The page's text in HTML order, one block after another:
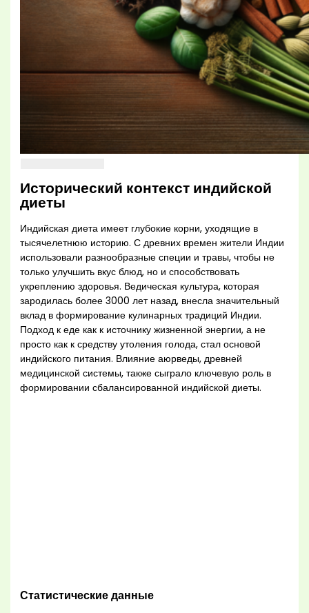
Исторический контекст индийской
диеты
Индийская диета имеет глубокие корни, уходящие в
тысячелетнюю историю. С древних времен жители Индии
использовали разнообразные специи и травы, чтобы не
только улучшить вкус блюд, но и способствовать
укреплению здоровья. Ведическая культура, которая
зародилась более 3000 лет назад, внесла значительный
вклад в формирование кулинарных традиций Индии.
Подход к еде как к источнику жизненной энергии, а не
просто как к средству утоления голода, стал основой
индийского питания. Влияние аюрведы, древней
медицинской системы, также сыграло ключевую роль в
формировании сбалансированной индийской диеты.
Статистические данные